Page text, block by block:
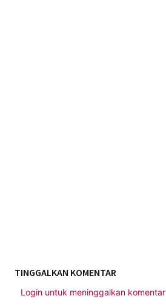
TINGGALKAN KOMENTAR
Login untuk meninggalkan komentar